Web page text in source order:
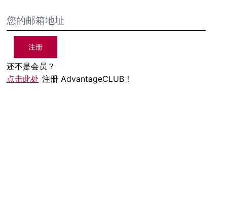
注册
还不是会员？
点击此处 注册 AdvantageCLUB！